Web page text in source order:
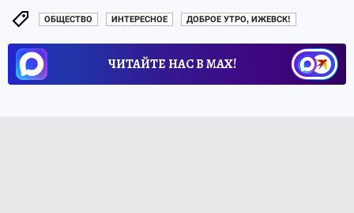
ОБЩЕСТВО ИНТЕРЕСНОЕ ДОБРОЕ УТРО, ИЖЕВСК!
ЧИТАЙТЕ НАС В МАХ!